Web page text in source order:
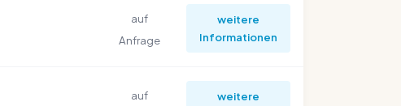
auf
Anfrage
weitere
Informationen
auf
weitere